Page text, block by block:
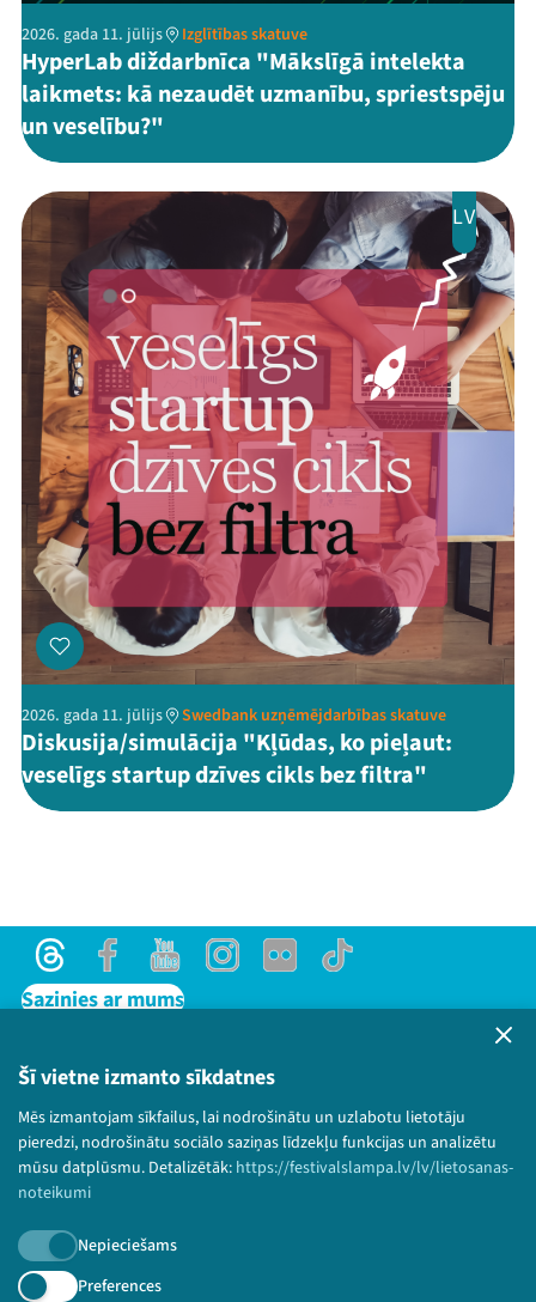
Šī vietne izmanto sīkdatnes
Mēs izmantojam sīkfailus, lai nodrošinātu un uzlabotu lietotāju
pieredzi, nodrošinātu sociālo saziņas līdzekļu funkcijas un analizētu
mūsu datplūsmu. Detalizētāk: https://festivalslampa.lv/lv/lietosanas-
noteikumi
Nepieciešams
Preferences
2026. gada 11. jūlijs Izglītības skatuve
HyperLab diždarbnīca "Mākslīgā intelekta
laikmets: kā nezaudēt uzmanību, spriestspēju
un veselību?"
LV
2026. gada 11. jūlijs Swedbank uzņēmējdarbības skatuve
Diskusija/simulācija "Kļūdas, ko pieļaut:
veselīgs startup dzīves cikls bez filtra"
ThreadsFacebookYoutubeInstagram
Flick TikTok
Sazinies ar mums
Lietošanas noteikumi un sīkdatņu politika
Bērnu aizsardzības politika
© 2026 Sarunu festivāls LAMPA Visas tiesības
paturētas.
Piesakies jaunumiem!